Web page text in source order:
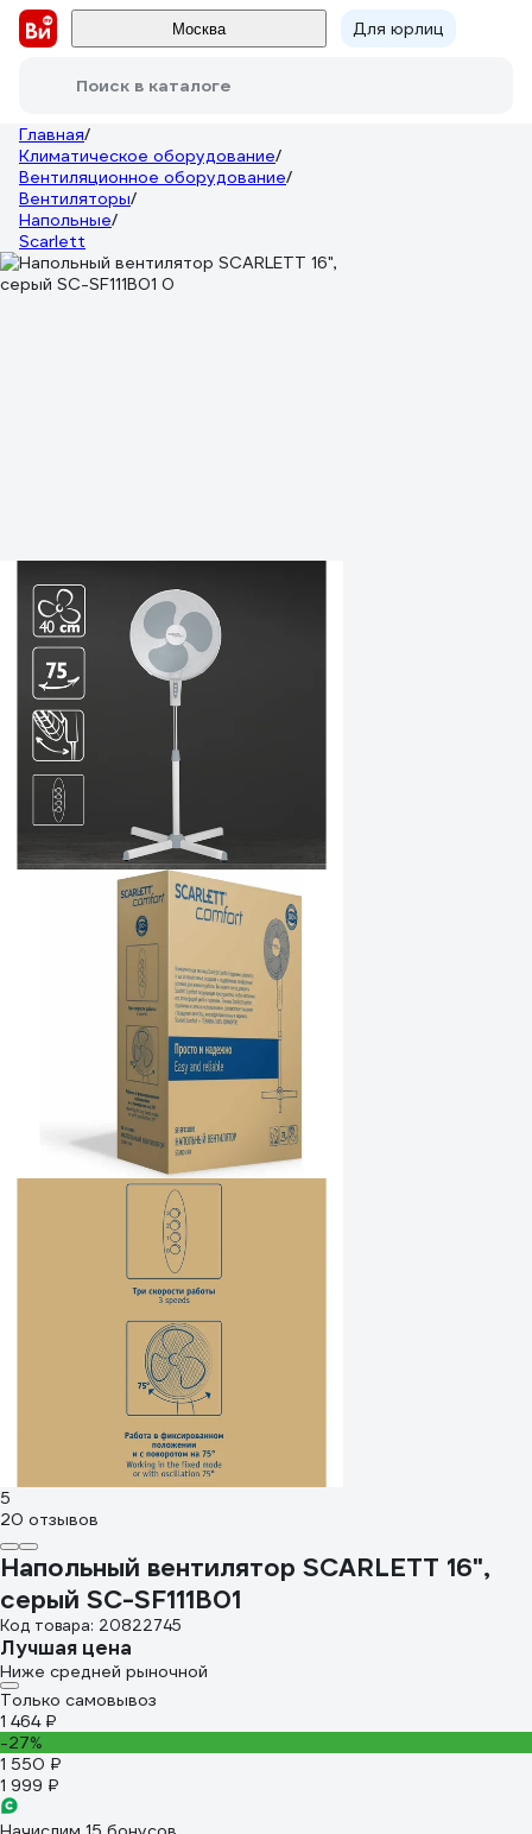
Москва Для юрлиц
Поиск в каталоге
Главная/
Климатическое оборудование/
Вентиляционное оборудование/
Вентиляторы/
Напольные/
Scarlett
5
20 отзывов
Напольный вентилятор SCARLETT 16",
cерый SC-SF111B01
Код товара: 20822745
Лучшая цена
Ниже средней рыночной
Только самовывоз
1 464 ₽
-27%
1 550 ₽
1 999 ₽